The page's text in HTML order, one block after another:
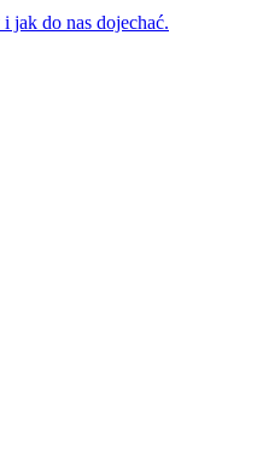
jak do nas dojechać.